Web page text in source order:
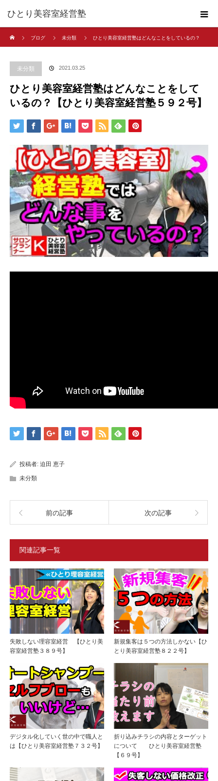
ひとり美容室経営塾
ブログ
未分類 ひとり美容室経営塾はどんなことをしているの？
未分類 2021.03.25
ひとり美容室経営塾はどんなことをして
いるの？【ひとり美容室経営塾５９２号】
投稿者: 迫田 恵子
未分類
前の記事 次の記事
関連記事一覧
失敗しない理容室経営 【ひとり美
容室経営塾３８９号】
新規集客は５つの方法しかない【ひ
とり美容室経営塾８２２号】
デジタル化していく世の中で職人と
は【ひとり美容室経営塾７３２号】
折り込みチラシの内容とターゲット
について ひとり美容室経営塾
【６９号】